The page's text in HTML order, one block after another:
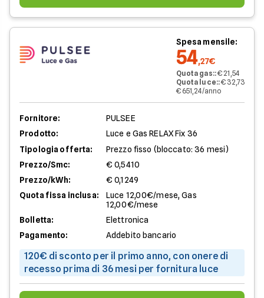
Spesa mensile:
54,27€
Quota gas::€ 21,54
Quota luce::€ 32,73
€ 651,24/anno
Fornitore:
PULSEE
Prodotto:
Luce e Gas RELAX Fix 36
Tipologia offerta:
Prezzo fisso (bloccato: 36 mesi)
Prezzo/Smc:
€ 0,5410
Prezzo/kWh:
€ 0,1249
Quota fissa inclusa:
Luce 12,00€/mese, Gas
12,00€/mese
Bolletta:
Elettronica
Pagamento:
Addebito bancario
120€ di sconto per il primo anno, con onere di
recesso prima di 36 mesi per fornitura luce